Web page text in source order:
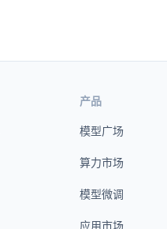
产品
模型广场
算力市场
模型微调
应用市场